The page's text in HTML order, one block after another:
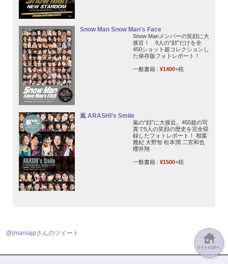
Snow Man Snow Man's Face
Snow Manメンバーの笑顔に大
接近！ 9人の“顔”だけを全
450ショット超コレクションし
た保存版フォトレポート！
一般書籍 : ¥1400+税
嵐 ARASHI’s Smile
嵐の“顔”に大接近。450超の写
真で5人の笑顔の歴史を完全収
録したフォトレポート！ 相葉
雅紀 大野智 松本潤 二宮和也
櫻井翔
一般書籍 : ¥1500+税
@jmaniajpさんのツイート